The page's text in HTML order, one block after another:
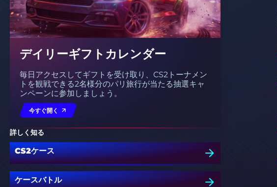
デイリーギフトカレンダー
毎日アクセスしてギフトを受け取り、CS2トーナメン
トを観戦できる2名様分のパリ旅行が当たる抽選キャ
ンペーンに参加しましょう。
今すぐ開く
詳しく知る
CS2ケース
ケースバトル